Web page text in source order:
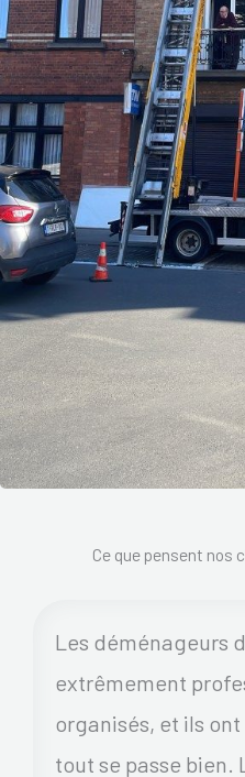
Ce que pensent nos
Les déménageurs
extrêmement
organisés, et ils
tout se passe bien.